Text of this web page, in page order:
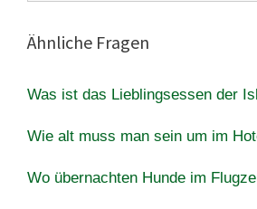
Ähnliche Fragen
Was ist das Lieblingsessen der
Wie alt muss man sein um im
Wo übernachten Hunde im